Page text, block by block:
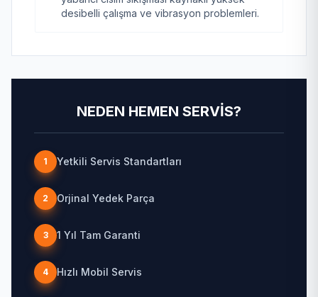
desibelli çalışma ve vibrasyon problemleri.
NEDEN HEMEN SERVIS?
1 Yetkili Servis Standartları
2 Orjinal Yedek Parça
3 1 Yıl Tam Garanti
4 Hızlı Mobil Servis